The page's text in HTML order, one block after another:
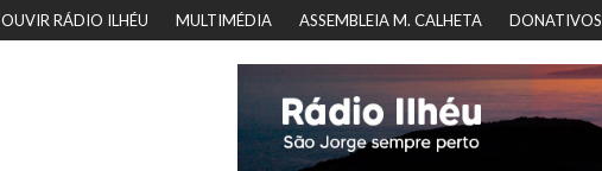
OUVIR RÁDIO ILHÉU MULTIMÉDIA ASSEMBLEIA M. CALHETA DONATIVOS